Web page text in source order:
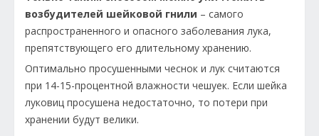
возбудителей шейковой гнили – самого
распространенного и опасного заболевания лука,
препятствующего его длительному хранению.
Оптимально просушенными чеснок и лук считаются
при 14-15-процентной влажности чешуек. Если шейка
луковиц просушена недостаточно, то потери при
хранении будут велики.